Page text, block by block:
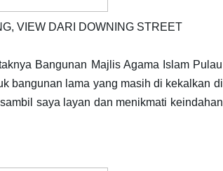
VIEW DARI DOWNING STREET
Bangunan Majlis Agama Islam Pulau
bangunan lama yang masih di kekalkan di
saya layan dan menikmati keindahan